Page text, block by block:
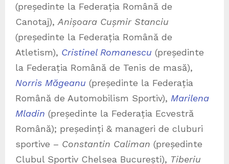
(președinte la Federația Română de
Canotaj), Anișoara Cușmir Stanciu
(președinte la Federația Română de
Atletism), Cristinel Romanescu (președinte
la Federația Română de Tenis de masă),
Norris Măgeanu (președinte la Federația
Română de Automobilism Sportiv), Marilena
Mladin (președinte la Federația Ecvestră
Română); președinți & manageri de cluburi
sportive – Constantin Caliman (președinte
Clubul Sportiv Chelsea București), Tiberiu